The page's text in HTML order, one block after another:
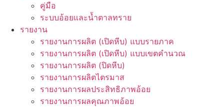
คู่มือ
ระบบอ้อยและน้ำตาลทราย
รายงาน
รายงานการผลิต (เปิดหีบ) แบบรายภาค
รายงานการผลิต (เปิดหีบ) แบบเขตคำนวณ
รายงานการผลิต (ปิดหีบ)
รายงานการผลิตไตรมาส
รายงานการผลประสิทธิภาพอ้อย
รายงานการผลคุณภาพอ้อย